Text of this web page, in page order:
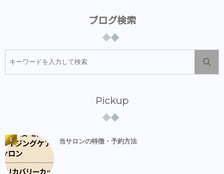
ブログ検索
Pickup
当サロンの特徴・予約方法
1